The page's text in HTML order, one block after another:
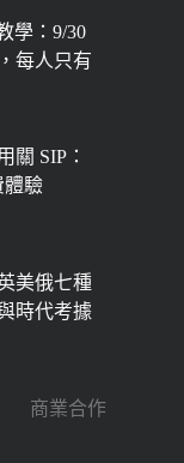
學：9/30
每人只有
關 SIP：
體驗
美俄七種
時代考據
商業合作